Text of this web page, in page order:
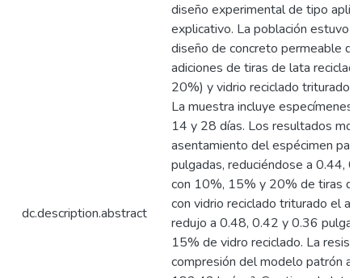
dc.description.abstract
diseño experimental de tipo
explicativo. La población estuvo
diseño de concreto permeable
adiciones de tiras de lata
20%) y vidrio reciclado triturado
La muestra incluye especímenes
14 y 28 días. Los resultados
asentamiento del espécimen
pulgadas, reduciéndose a 0.44,
con 10%, 15% y 20% de tiras de
con vidrio reciclado triturado el
redujo a 0.48, 0.42 y 0.36
15% de vidro reciclado. La
compresión del modelo patrón a